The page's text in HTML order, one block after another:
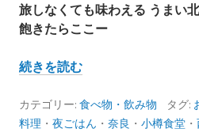
旅しなくても味わえる うまい
飽きたらここー
続きを読む北
道
料
カテゴリー: 食べ物・飲み物 タグ:
料理 ・ 夜ごはん ・ 奈良 ・ 小樽食堂 ・